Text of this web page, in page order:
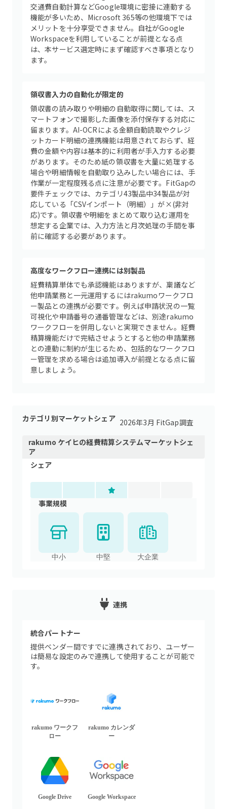
交通費自動計算などGoogle環境に密接に連動する
機能が多いため、Microsoft 365等の他環境下では
メリットを十分享受できません。自社がGoogle
Workspaceを利用していることが前提となる点
は、本サービス選定時にまず確認すべき事項となり
ます。
領収書入力の自動化が限定的
領収書の読み取りや明細の自動取得に関しては、ス
マートフォンで撮影した画像を添付保存する対応に
留まります。AI-OCRによる金額自動読取やクレジ
ットカード明細の連携機能は用意されておらず、経
費の金額や内容は基本的に利用者が手入力する必要
があります。そのため紙の領収書を大量に処理する
場合や明細情報を自動取り込みしたい場合には、手
作業が一定程度残る点に注意が必要です。FitGapの
要件チェックでは、カテゴリ43製品中34製品が対
応している「CSVインポート（明細）」が×(非対
応)です。領収書や明細をまとめて取り込む運用を
想定する企業では、入力方法と月次処理の手間を事
前に確認する必要があります。
高度なワークフロー連携には別製品
経費精算単体でも承認機能はありますが、稟議など
他申請業務と一元運用するにはrakumoワークフロ
ー製品との連携が必要です。例えば申請状況の一覧
可視化や申請番号の通番管理などは、別途rakumo
ワークフローを併用しないと実現できません。経費
精算機能だけで完結させようとすると他の申請業務
との連動に制約が生じるため、包括的なワークフロ
ー管理を求める場合は追加導入が前提となる点に留
意しましょう。
カテゴリ別マーケットシェア 2026年3月 FitGap調査
rakumo ケイヒの経費精算システムマーケットシェ
ア
シェア
事業規模
中小 中堅 大企業
連携
統合パートナー
提供ベンダー間ですでに連携されており、ユーザー
は簡易な設定のみで連携して使用することが可能で
す。
rakumo ワークフ
ロー
rakumo カレンダ
ー
Google Drive Google Workspace